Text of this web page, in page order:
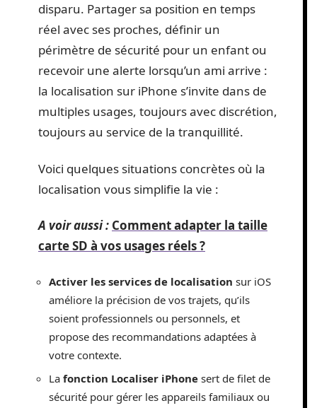
disparu. Partager sa position en temps
réel avec ses proches, définir un
périmètre de sécurité pour un enfant ou
recevoir une alerte lorsqu’un ami arrive :
la localisation sur iPhone s’invite dans de
multiples usages, toujours avec discrétion,
toujours au service de la tranquillité.
Voici quelques situations concrètes où la
localisation vous simplifie la vie :
A voir aussi : Comment adapter la taille
carte SD à vos usages réels ?
Activer les services de localisation sur iOS
améliore la précision de vos trajets, qu’ils
soient professionnels ou personnels, et
propose des recommandations adaptées à
votre contexte.
La fonction Localiser iPhone sert de filet de
sécurité pour gérer les appareils familiaux ou